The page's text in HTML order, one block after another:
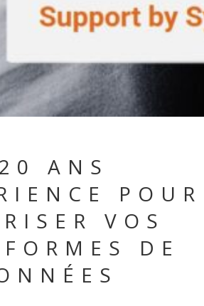
ANS
POUR
VOS
DE